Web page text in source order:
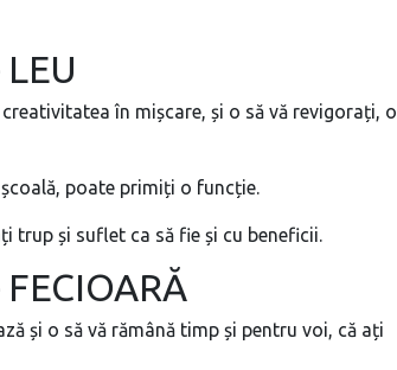
în mișcare, și o să vă revigorați, o
poate primiți o funcție.
trup și suflet ca să fie și cu beneficii.
și o să vă rămână timp și pentru voi, că ați